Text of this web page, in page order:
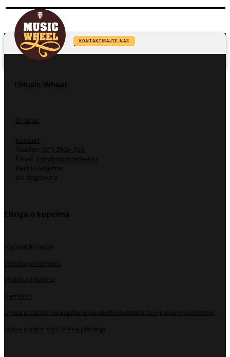
SHOP-PLAY-INSPIRE
KONTAKTIRAJTE NAS
Music Wheel
O nama
Kontakt
Telefon: (01) 2921-253
Email: info@musicwheel.hr
Radno vrijeme:
po dogovoru
Briga o kupcima
Korisnički račun
Pravila privatnosti
Politika kolačića
Jamstvo
Izjava o zaštiti i prikupljanju osobnih podataka, te njihovom korištenju
Izjava o sigurnosti online plaćanja